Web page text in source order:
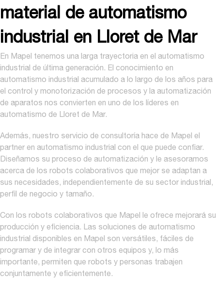
material de automatismo
industrial en Lloret de Mar
En Mapel tenemos una larga trayectoria en el automatismo
industrial de última generación. El conocimiento en
automatismo industrial acumulado a lo largo de los años para
el control y monotorización de procesos y la automatización
de aparatos nos convierten en uno de los líderes en
automatismo de Lloret de Mar.
Además, nuestro servicio de consultoría hace de Mapel el
partner en automatismo industrial con el que puede confiar.
Diseñamos su proceso de automatización y le asesoramos
acerca de los robots colaborativos que mejor se adaptan a
sus necesidades, independientemente de su sector industrial,
perfil de negocio y tamaño.
Con los robots colaborativos que Mapel le ofrece mejorará su
producción y eficiencia. Las soluciones de automatismo
industrial disponibles en Mapel son versátiles, fáciles de
programar y de integrar con otros equipos y, lo más
importante, permiten que robots y personas trabajen
conjuntamente y eficientemente.